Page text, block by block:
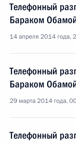
Телефонный
Бараком
14 апреля 2014 года,
Телефонный
Бараком
29 марта 2014 года,
Телефонный